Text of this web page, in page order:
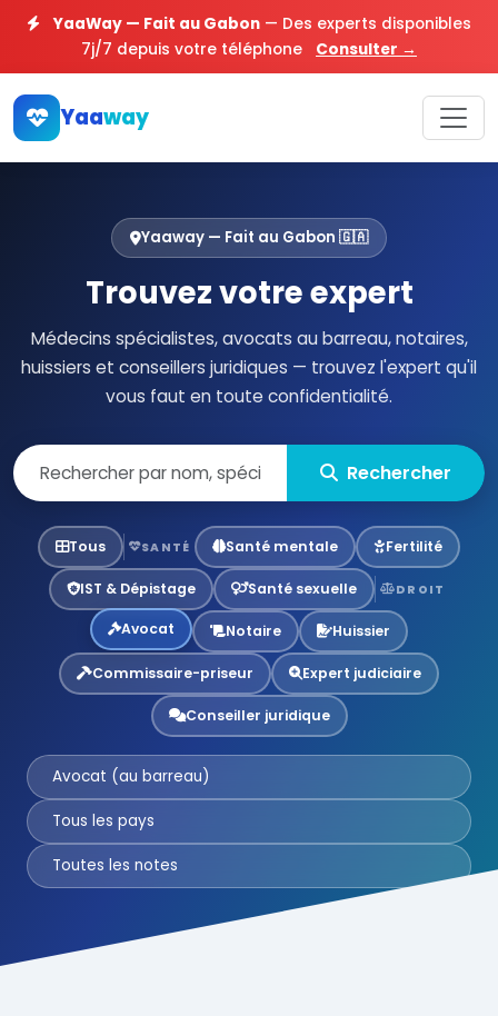
YaaWay — Fait au Gabon — Des experts disponibles
7j/7 depuis votre téléphone
Consulter →
Yaaway
Yaaway — Fait au Gabon 🇬🇦
Trouvez votre expert
Médecins spécialistes, avocats au barreau, notaires,
huissiers et conseillers juridiques — trouvez l'expert qu'il
vous faut en toute confidentialité.
Rechercher
Tous SANTÉ Santé mentale Fertilité
IST & Dépistage Santé sexuelle DROIT
Avocat Notaire Huissier
Commissaire-priseur Expert judiciaire
Conseiller juridique